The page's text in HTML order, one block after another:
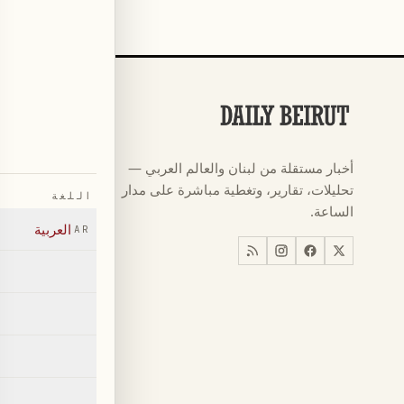
أخبار مستقلة من لبنان والعالم العربي —
تحليلات، تقارير، وتغطية مباشرة على مدار
الساعة.
كأس العالم
←أخبار
←اخبار لبنان
اللغة
AR العربية